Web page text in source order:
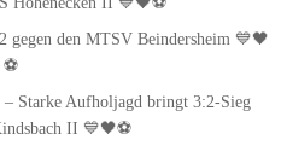
gegen den MTSV Beindersheim 💙🖤
⚽
– Starke Aufholjagd bringt 3:2-Sieg
II 💙🖤⚽